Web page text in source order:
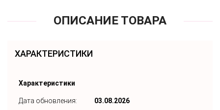
ОПИСАНИЕ ТОВАРА
ХАРАКТЕРИСТИКИ
Характеристики
Дата обновления: 03.08.2026